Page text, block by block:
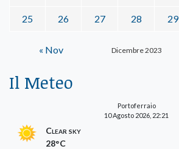
Dicembre 2023
25 26 27 28 29
« Nov
Il Meteo
Portoferraio
10 Agosto 2026, 22:21
Clear sky
28°C